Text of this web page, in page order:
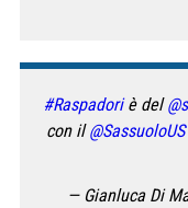
#Raspadoriè del
con il@SassuoloUS
— Gianluca Di